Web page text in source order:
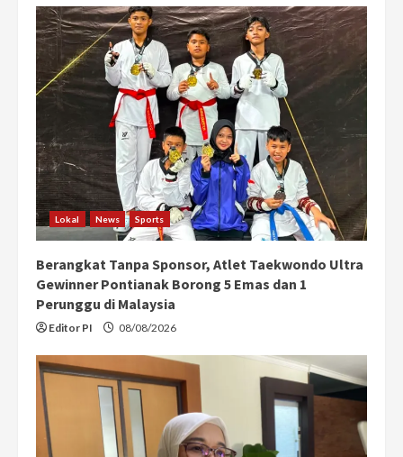
Lokal News Sports
Berangkat Tanpa Sponsor, Atlet Taekwondo Ultra
Gewinner Pontianak Borong 5 Emas dan 1
Perunggu di Malaysia
Editor PI 08/08/2026